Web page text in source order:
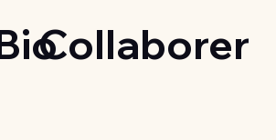
Collaborer